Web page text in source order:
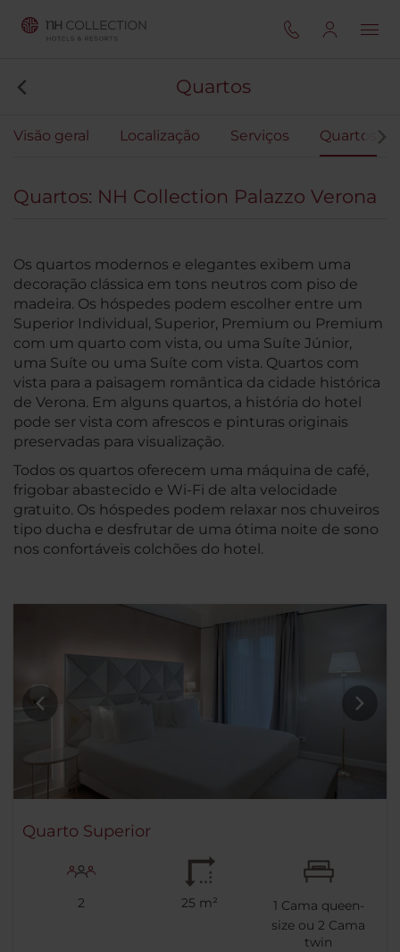
Quartos
Visão geral Localização Serviços Quartos
Quartos: NH Collection Palazzo Verona
Os quartos modernos e elegantes exibem uma
decoração clássica em tons neutros com piso de
madeira. Os hóspedes podem escolher entre um
Superior Individual, Superior, Premium ou Premium
com um quarto com vista, ou uma Suíte Júnior,
uma Suíte ou uma Suíte com vista. Quartos com
vista para a paisagem romântica da cidade histórica
de Verona. Em alguns quartos, a história do hotel
pode ser vista com afrescos e pinturas originais
preservadas para visualização.
Todos os quartos oferecem uma máquina de café,
frigobar abastecido e Wi-Fi de alta velocidade
gratuito. Os hóspedes podem relaxar nos chuveiros
tipo ducha e desfrutar de uma ótima noite de sono
nos confortáveis colchões do hotel.
Quarto Superior
2 25 m² 1 Cama queen-
size ou2 Cama
twin